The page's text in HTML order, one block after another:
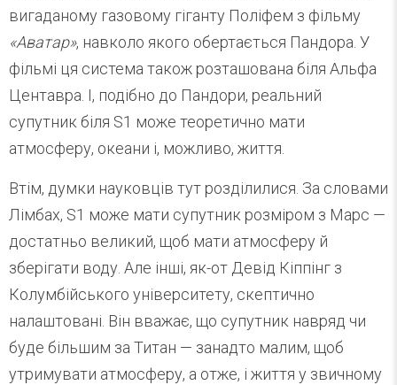
вигаданому газовому гіганту Поліфем з фільму
«Аватар», навколо якого обертається Пандора. У
фільмі ця система також розташована біля Альфа
Центавра. І, подібно до Пандори, реальний
супутник біля S1 може теоретично мати
атмосферу, океани і, можливо, життя.
Втім, думки науковців тут розділилися. За словами
Лімбах, S1 може мати супутник розміром з Марс —
достатньо великий, щоб мати атмосферу й
зберігати воду. Але інші, як-от Девід Кіппінг з
Колумбійського університету, скептично
налаштовані. Він вважає, що супутник навряд чи
буде більшим за Титан — занадто малим, щоб
утримувати атмосферу, а отже, і життя у звичному